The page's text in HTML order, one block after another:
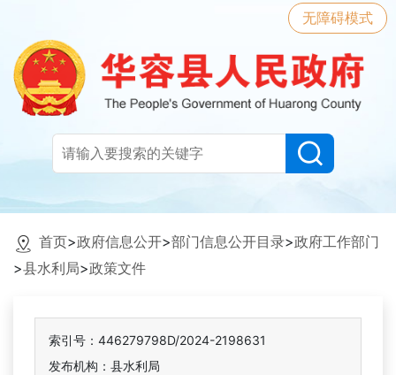
无障碍模式
首页>政府信息公开>部门信息公开目录>政府工作部门
>县水利局>政策文件
索引号：446279798D/2024-2198631
发布机构：县水利局